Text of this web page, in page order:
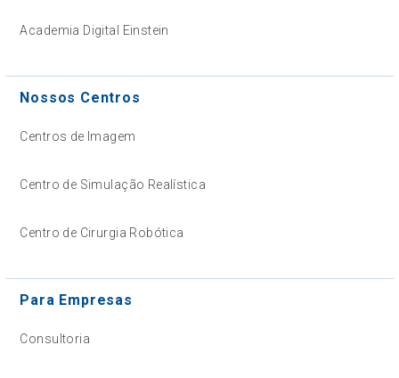
Academia Digital Einstein
Nossos Centros
Centros de Imagem
Centro de Simulação Realística
Centro de Cirurgia Robótica
Para Empresas
Consultoria